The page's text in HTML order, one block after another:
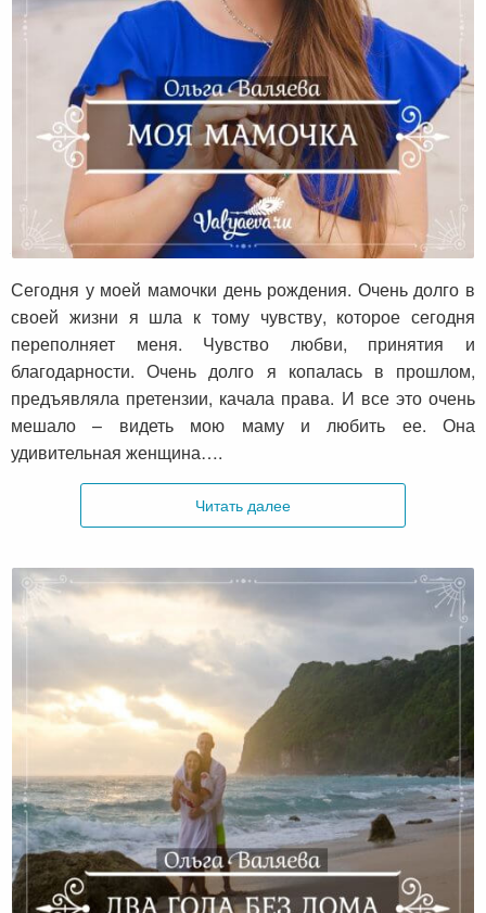
Моя мамочка
Сегодня у моей мамочки день рождения. Очень долго в
своей жизни я шла к тому чувству, которое сегодня
переполняет меня. Чувство любви, принятия и
благодарности. Очень долго я копалась в прошлом,
предъявляла претензии, качала права. И все это очень
мешало – видеть мою маму и любить ее. Она
удивительная женщина….
Читать далее